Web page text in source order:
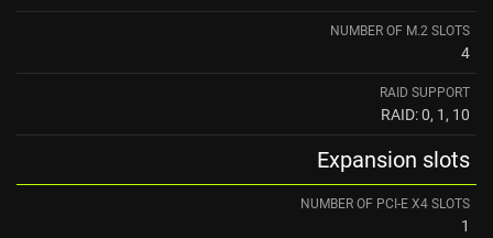
NUMBER OF M.2 SLOTS
4
RAID SUPPORT
RAID: 0, 1, 10
Expansion slots
NUMBER OF PCI-E X4 SLOTS
1